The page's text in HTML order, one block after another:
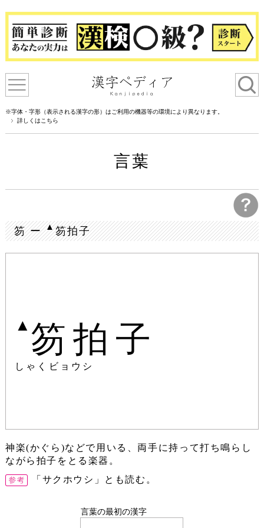
※字体・字形（表示される漢字の形）はご利用の機器等の環境により異なります。
詳しくはこちら
言葉
笏 ー▲笏拍子
▲ 笏拍子
しゃくビョウシ
神楽(かぐら)などで用いる、両手に持って打ち鳴らし
ながら拍子をとる楽器。
「サクホウシ」とも読む。
言葉の最初の漢字